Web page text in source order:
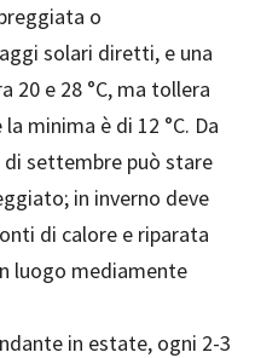
o
solari diretti, e una
20 e 28 °C, ma tollera
minima è di 12 °C. Da
di settembre può stare
in inverno deve
di calore e riparata
luogo mediamente
in estate, ogni 2-3